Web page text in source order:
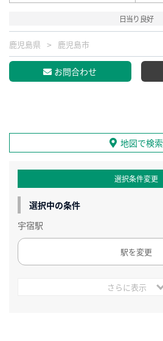
日当り良好
鹿児島県 鹿児島市
お問合わせ
地図で検索
選択条件変更
選択中の条件
宇宿駅
駅を変更
さらに表示